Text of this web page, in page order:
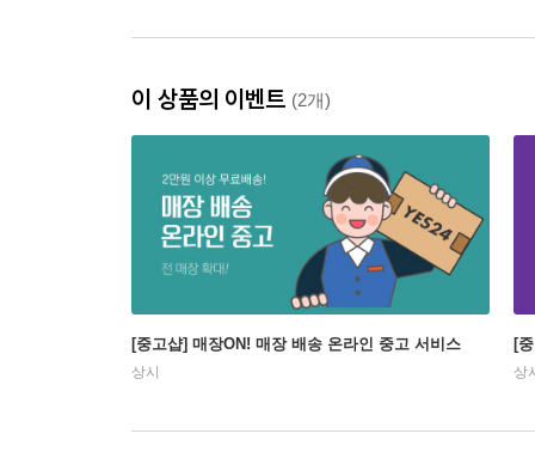
이 상품의 이벤트 (2개)
[중고샵] 매장ON! 매장 배송 온라인 중고 서비스
상시
[
상